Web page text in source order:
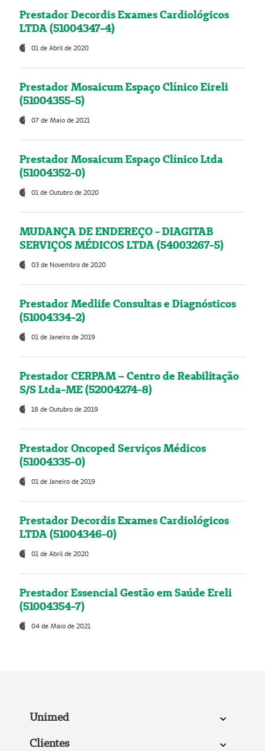
Prestador Decordis Exames Cardiológicos
LTDA (51004347-4)
01 de Abril de 2020
Prestador Mosaicum Espaço Clínico Eireli
(51004355-5)
07 de Maio de 2021
Prestador Mosaicum Espaço Clínico Ltda
(51004352-0)
01 de Outubro de 2020
MUDANÇA DE ENDEREÇO - DIAGITAB
SERVIÇOS MÉDICOS LTDA (54003267-5)
03 de Novembro de 2020
Prestador Medlife Consultas e Diagnósticos
(51004334-2)
01 de Janeiro de 2019
Prestador CERPAM – Centro de Reabilitação
S/S Ltda-ME (52004274-8)
18 de Outubro de 2019
Prestador Oncoped Serviços Médicos
(51004335-0)
01 de Janeiro de 2019
Prestador Decordis Exames Cardiológicos
LTDA (51004346-0)
01 de Abril de 2020
Prestador Essencial Gestão em Saúde Ereli
(51004354-7)
04 de Maio de 2021
Unimed
Clientes